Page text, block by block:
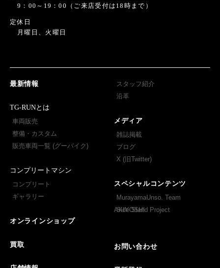
9：00～19：00（ご来店受付は18時まで）
定休日
月曜日、火曜日
最新情報
TG-RUNとは
車両販売
整備・カスタム
販売車両一覧 (グーバイク)
コンプリートマシン
コンプリート
ギャラリー
オンラインショップ
買取
スタッフ紹介
沿革
メディア
雑誌掲載
ブログ
X (旧Twitter)
スペシャルコンテンツ
MurayamaUnso. Team
AKIYOSHI
Side Stand Project
お問い合わせ